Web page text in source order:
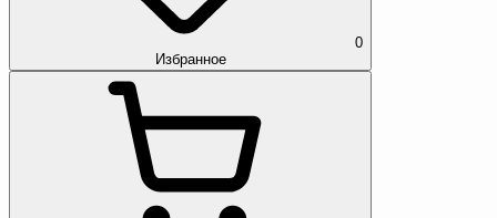
0
Избранное